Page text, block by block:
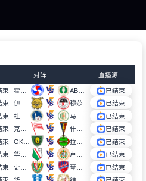
对阵 直播源
束
已结束
束 穆莎
已结束
束
已结束
束
已结束
束
已结束
束
已结束
束
已结束